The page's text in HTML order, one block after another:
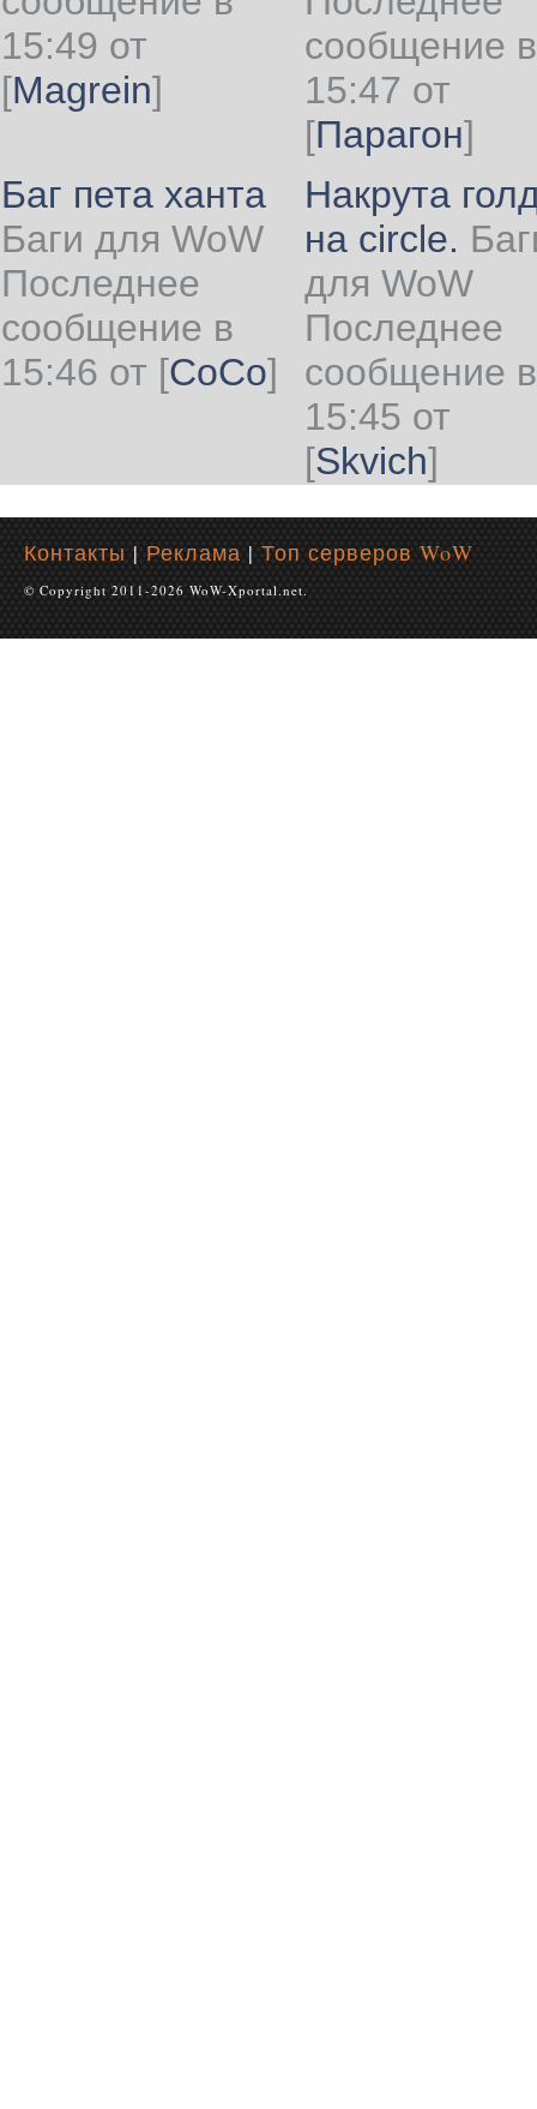
15:49 от
[Magrein]
сообщение в
15:47 от
[Парагон]
Баг пета ханта
Баги для WoW
Последнее
сообщение в
15:46 от [CoCo]
Накрута
на circle.
для WoW
Последнее
сообщение в
15:45 от
[Skvich]
Контакты | Реклама | Топ серверов WoW
© Copyright 2011-2026 WoW-Xportal.net.